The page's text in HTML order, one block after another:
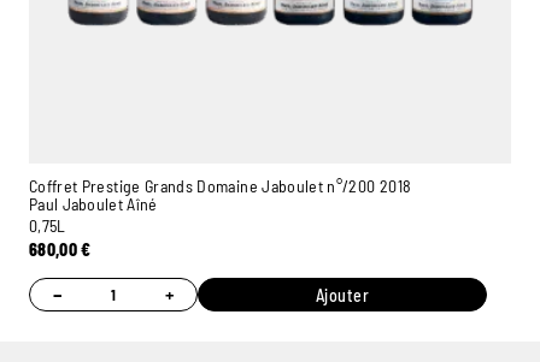
Coffret Prestige Grands Domaine Jaboulet n°/200 2018
Paul Jaboulet Aîné
0,75L
680,00€
− + Ajouter
Disponible pour vous conseiller